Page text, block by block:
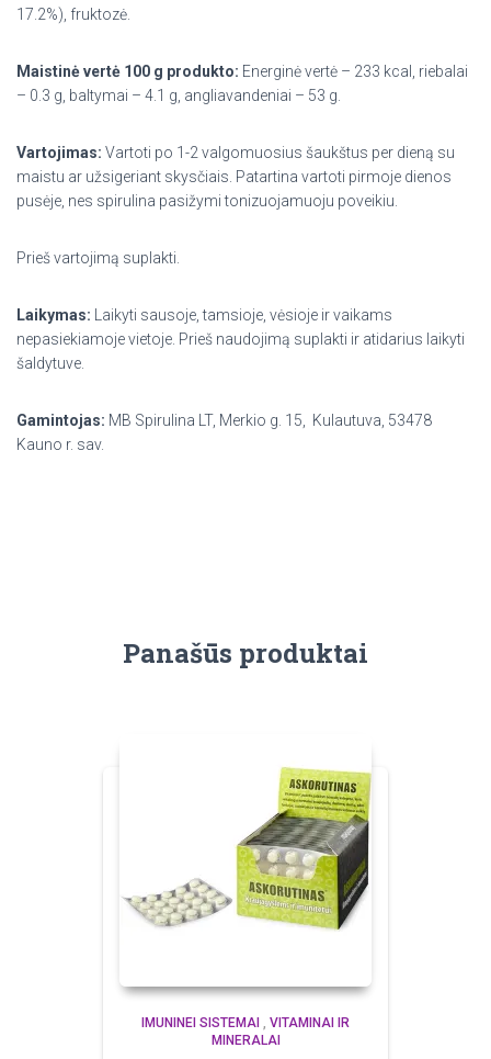
17.2%), fruktozė.
Maistinė vertė 100 g produkto: Energinė vertė – 233 kcal, riebalai
– 0.3 g, baltymai – 4.1 g, angliavandeniai – 53 g.
Vartojimas: Vartoti po 1-2 valgomuosius šaukštus per dieną su
maistu ar užsigeriant skysčiais. Patartina vartoti pirmoje dienos
pusėje, nes spirulina pasižymi tonizuojamuoju poveikiu.
Prieš vartojimą suplakti.
Laikymas:
Laikyti sausoje, tamsioje, vėsioje ir vaikams
nepasiekiamoje vietoje. Prieš naudojimą suplakti ir atidarius laikyti
šaldytuve.
Gamintojas: MB Spirulina LT, Merkio g. 15, Kulautuva, 53478
Kauno r. sav.
Panašūs produktai
IMUNINEI SISTEMAI
VITAMINAI IR
MINERALAI